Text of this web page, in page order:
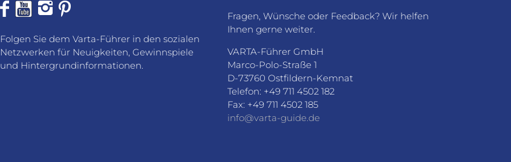
Folgen Sie dem Varta-Führer in den sozialen
Netzwerken für Neuigkeiten, Gewinnspiele
und Hintergrundinformationen.
Fragen, Wünsche oder Feedback? Wir helfen
Ihnen gerne weiter.
VARTA-Führer GmbH
Marco-Polo-Straße 1
D-73760 Ostfildern-Kemnat
Telefon: +49 711 4502 182
Fax: +49 711 4502 185
info@varta-guide.de